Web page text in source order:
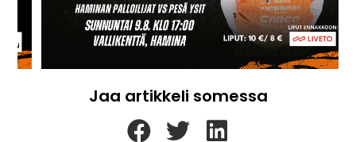
Jaa artikkeli somessa